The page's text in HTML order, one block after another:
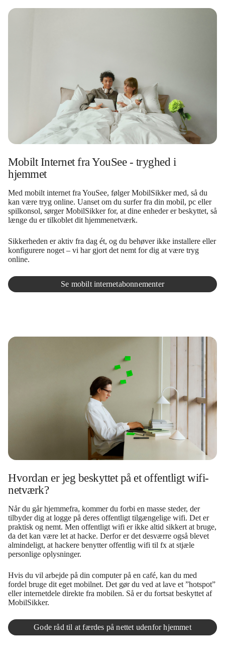
Mobilt Internet fra YouSee - tryghed i
hjemmet
Med mobilt internet fra YouSee, følger MobilSikker med, så du
kan være tryg online. Uanset om du surfer fra din mobil, pc eller
spilkonsol, sørger MobilSikker for, at dine enheder er beskyttet, så
længe du er tilkoblet dit hjemmenetværk.
Sikkerheden er aktiv fra dag ét, og du behøver ikke installere eller
konfigurere noget – vi har gjort det nemt for dig at være tryg
online.
Se mobilt internetabonnementer
Hvordan er jeg beskyttet på et offentligt wifi-
netværk?
Når du går hjemmefra, kommer du forbi en masse steder, der
tilbyder dig at logge på deres offentligt tilgængelige wifi. Det er
praktisk og nemt. Men offentligt wifi er ikke altid sikkert at bruge,
da det kan være let at hacke. Derfor er det desværre også blevet
almindeligt, at hackere benytter offentlig wifi til fx at stjæle
personlige oplysninger.
Hvis du vil arbejde på din computer på en café, kan du med
fordel bruge dit eget mobilnet. Det gør du ved at lave et ”hotspot”
eller internetdele direkte fra mobilen. Så er du fortsat beskyttet af
MobilSikker.
Gode råd til at færdes på nettet udenfor hjemmet